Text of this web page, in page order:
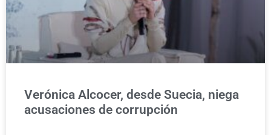
Verónica Alcocer, desde Suecia, niega
acusaciones de corrupción